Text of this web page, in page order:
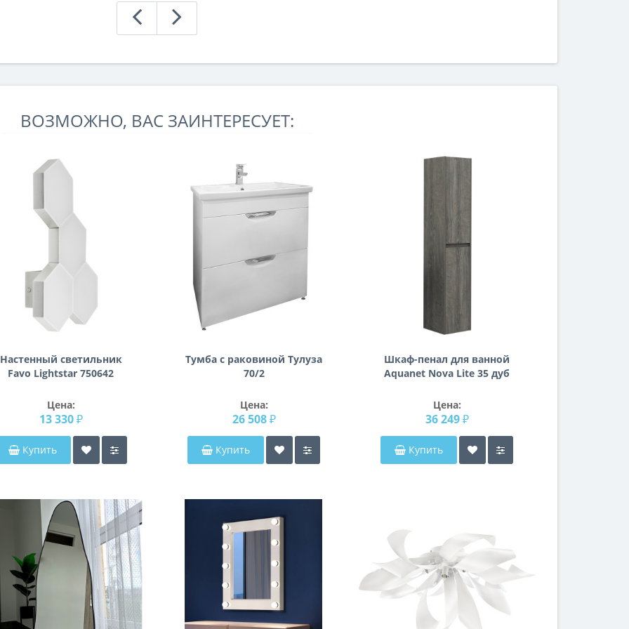
ВОЗМОЖНО, ВАС ЗАИНТЕРЕСУЕТ:
Настенный светильник
Favo Lightstar 750642
Цена:
13 330 ₽
Купить
Тумба с раковиной Тулуза
70/2
Цена:
26 508 ₽
Купить
Шкаф-пенал для ванной
Aquanet Nova Lite 35 дуб
Цена:
36 249 ₽
Купить